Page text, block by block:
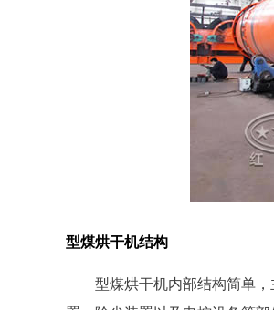
型煤烘干机结构
型煤烘干机内部结构简单